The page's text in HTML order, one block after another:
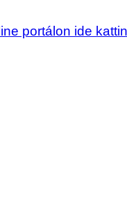
portálon ide